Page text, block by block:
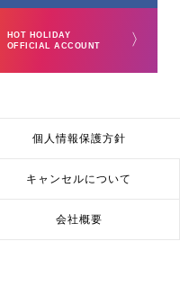
HOT HOLIDAY
OFFICIAL ACCOUNT
〉
個人情報保護方針
キャンセルについて
会社概要